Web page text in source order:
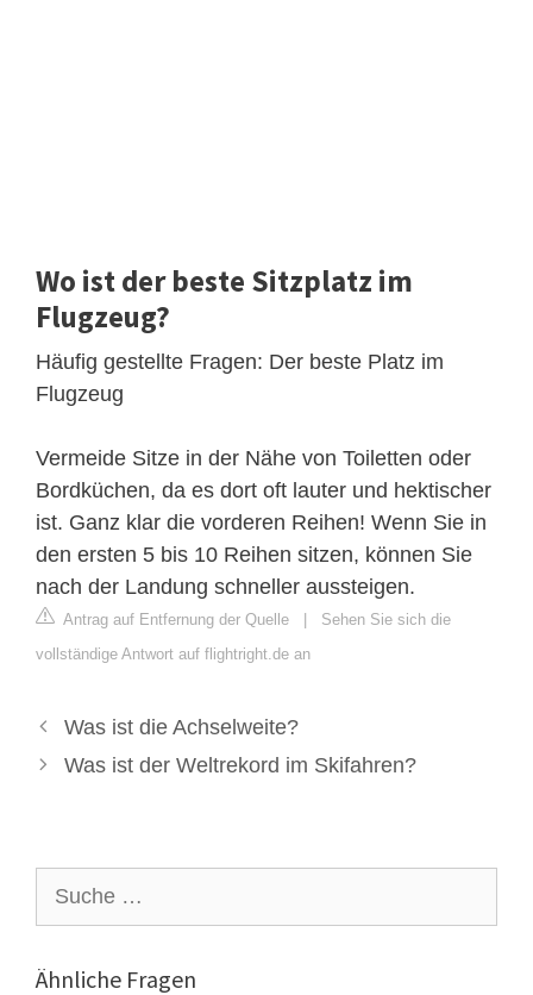
Wo ist der beste Sitzplatz im
Flugzeug?
Häufig gestellte Fragen: Der beste Platz im
Flugzeug
Vermeide Sitze in der Nähe von Toiletten oder
Bordküchen, da es dort oft lauter und hektischer
ist. Ganz klar die vorderen Reihen! Wenn Sie in
den ersten 5 bis 10 Reihen sitzen, können Sie
nach der Landung schneller aussteigen.
Antrag auf Entfernung der Quelle | Sehen Sie sich die
vollständige Antwort auf flightright.de an
Was ist die Achselweite?
Was ist der Weltrekord im Skifahren?
nach:
Ähnliche Fragen